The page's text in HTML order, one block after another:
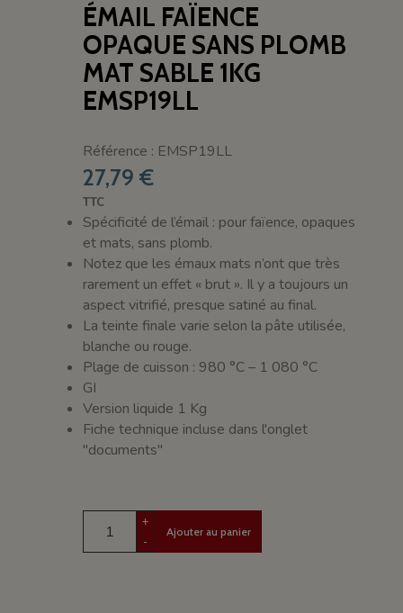
ÉMAIL FAÏENCE
OPAQUE SANS PLOMB
MAT SABLE 1KG
EMSP19LL
Référence : EMSP19LL
27,79 €
TTC
Spécificité de l’émail : pour faïence, opaques
et mats, sans plomb.
Notez que les émaux mats n’ont que très
rarement un effet « brut ». Il y a toujours un
aspect vitrifié, presque satiné au final.
La teinte finale varie selon la pâte utilisée,
blanche ou rouge.
Plage de cuisson : 980 °C – 1 080 °C
GI
Version liquide 1 Kg
Fiche technique incluse dans l'onglet
"documents"
+
-
Ajouter au panier